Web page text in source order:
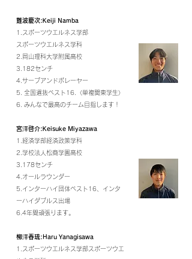
難波慶次:Keiji Namba
1.スポーツウエルネス学部
スポーツウエルネス学科
2.岡山理科大学附属高校
3.182センチ
4.サーブアンドボレーヤー
5. 全国選抜ベスト16.〈単複関東学生〉
6. みんなで最高のチーム目指します！
宮澤啓介:Keisuke Miyazawa
1.経済学部経済政策学科
2.学校法人松商学園高校
3.178センチ
4.オールラウンダー
5.インターハイ団体ベスト16、インタ
ーハイダブルス出場
6.4年間頑張ります。
柳澤春琉:Haru Yanagisawa
1.スポーツウエルネス学部スポーツウエ